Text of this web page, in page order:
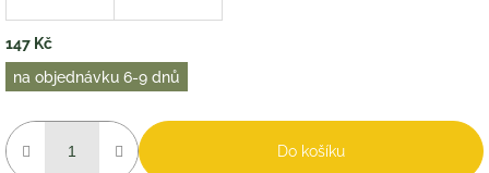
147 Kč
Měrná
cena:
na objednávku 6-9 dnů
Do košíku